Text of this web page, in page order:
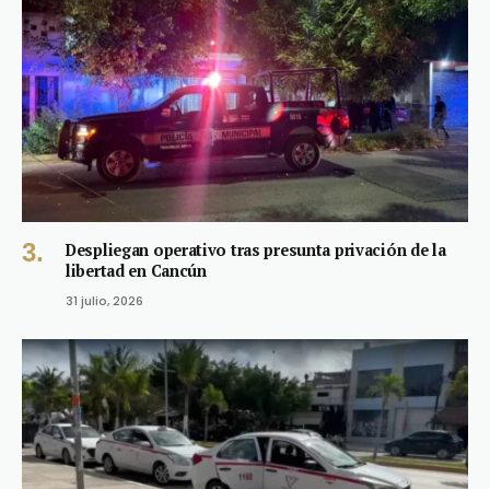
Despliegan operativo tras presunta privación de la
libertad en Cancún
31 julio, 2026